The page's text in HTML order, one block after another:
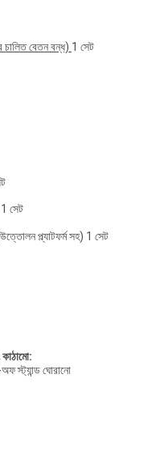
চালিত বেতন বন্ধ) 1 সেট
1 সেট
প্ল্যাটফর্ম সহ) 1 সেট
ঘোরানো